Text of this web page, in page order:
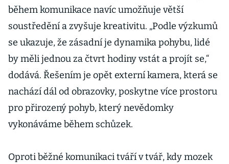
během komunikace navíc umožňuje větší
soustředění a zvyšuje kreativitu. „Podle výzkumů
se ukazuje, že zásadní je dynamika pohybu, lidé
by měli jednou za čtvrt hodiny vstát a projít se,“
dodává. Řešením je opět externí kamera, která se
nachází dál od obrazovky, poskytne více prostoru
pro přirozený pohyb, který nevědomky
vykonáváme během schůzek.
Oproti běžné komunikaci tváří v tvář, kdy mozek